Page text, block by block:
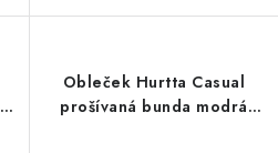
Obleček Hurtta Casual
prošívaná bunda modrá